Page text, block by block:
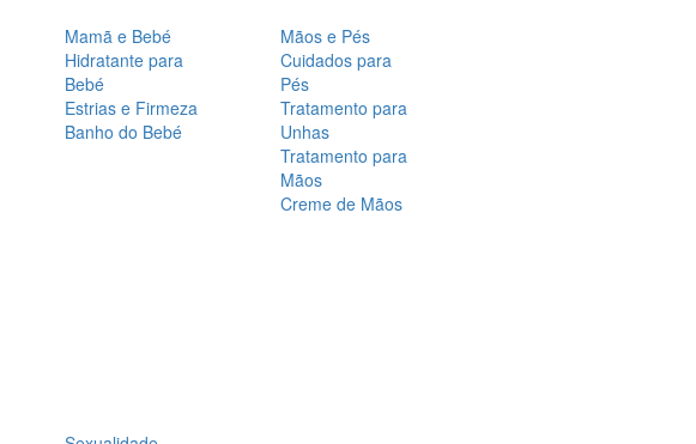
Mamã e Bebé
Hidratante para
Bebé
Estrias e Firmeza
Banho do Bebé
Mãos e Pés
Cuidados para
Pés
Tratamento para
Unhas
Tratamento para
Mãos
Creme de Mãos